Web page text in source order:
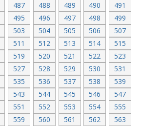
487 488 489 490
491
495 496 497 498
499
503 504 505 506
507
511 512 513 514
515
519 520 521 522
523
527 528 529 530
531
535 536 537 538
539
543 544 545 546
547
551 552 553 554
555
559 560 561 562
563